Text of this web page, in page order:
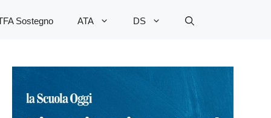
Sostegno ATA DS